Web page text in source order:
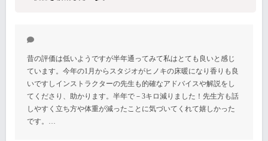
昔の評価は低いようですが半年通ってみて私はとても良いと感じ
ています。今年の1月からスタジオがヒノキの床暖になり香りも良
いですしインストラクターの先生も的確なアドバイスや解説をし
てくださり、助かります。半年で－3キロ減りました！先生方も話
しやすく立ち方や体重が減ったことに気づいてくれて嬉しかった
です。…